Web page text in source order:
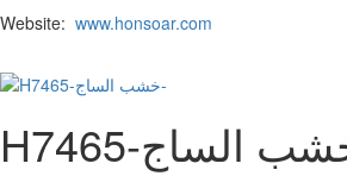
Website: www.honsoar.com